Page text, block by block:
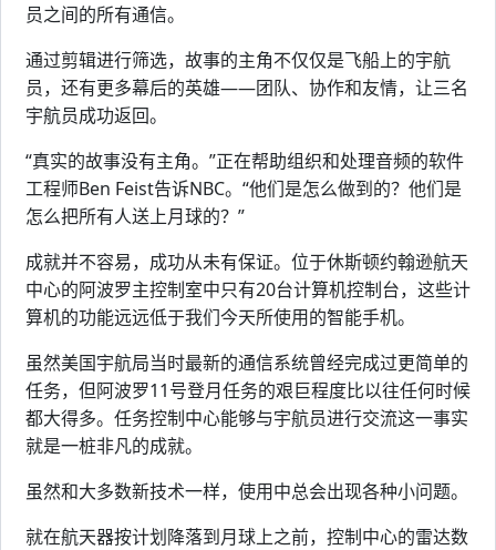
员之间的所有通信。
通过剪辑进行筛选，故事的主角不仅仅是飞船上的宇航
员，还有更多幕后的英雄——团队、协作和友情，让三名
宇航员成功返回。
“真实的故事没有主角。”正在帮助组织和处理音频的软件
工程师Ben Feist告诉NBC。“他们是怎么做到的？他们是
怎么把所有人送上月球的？”
成就并不容易，成功从未有保证。位于休斯顿约翰逊航天
中心的阿波罗主控制室中只有20台计算机控制台，这些计
算机的功能远远低于我们今天所使用的智能手机。
虽然美国宇航局当时最新的通信系统曾经完成过更简单的
任务，但阿波罗11号登月任务的艰巨程度比以往任何时候
都大得多。任务控制中心能够与宇航员进行交流这一事实
就是一桩非凡的成就。
虽然和大多数新技术一样，使用中总会出现各种小问题。
就在航天器按计划降落到月球上之前，控制中心的雷达数